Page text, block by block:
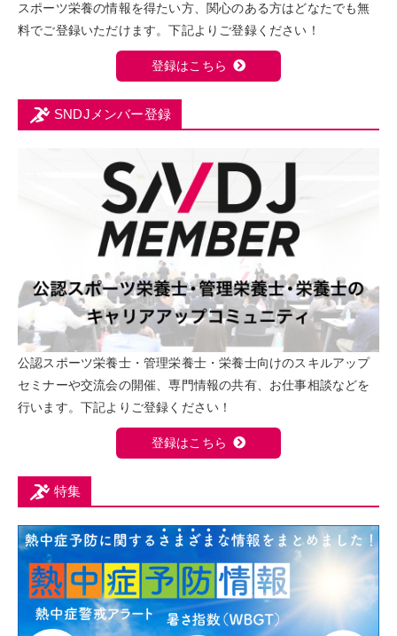
スポーツ栄養の情報を得たい方、関心のある方はどなたでも無
料でご登録いただけます。下記よりご登録ください！
登録はこちら
SNDJメンバー登録
公認スポーツ栄養士・管理栄養士・栄養士向けのスキルアップ
セミナーや交流会の開催、専門情報の共有、お仕事相談などを
行います。下記よりご登録ください！
登録はこちら
特集